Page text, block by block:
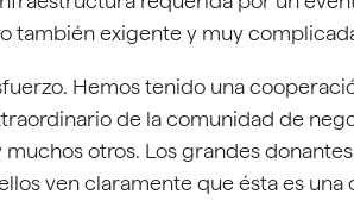
también exigente y muy
Hemos tenido una
de la comunidad de
otros. Los grandes
ven claramente que ésta es